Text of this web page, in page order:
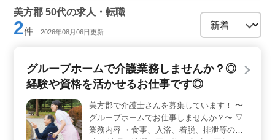
美方郡 50代の求人・転職
2件 2026年08月06日更新
グループホームで介護業務しませんか？◎
経験や資格を活かせるお仕事です◎
美方郡で介護士さんを募集しています！ 〜
グループホームでお仕事しませんか？〜 ▽
業務内容 ・食事、入浴、着脱、排泄等の介